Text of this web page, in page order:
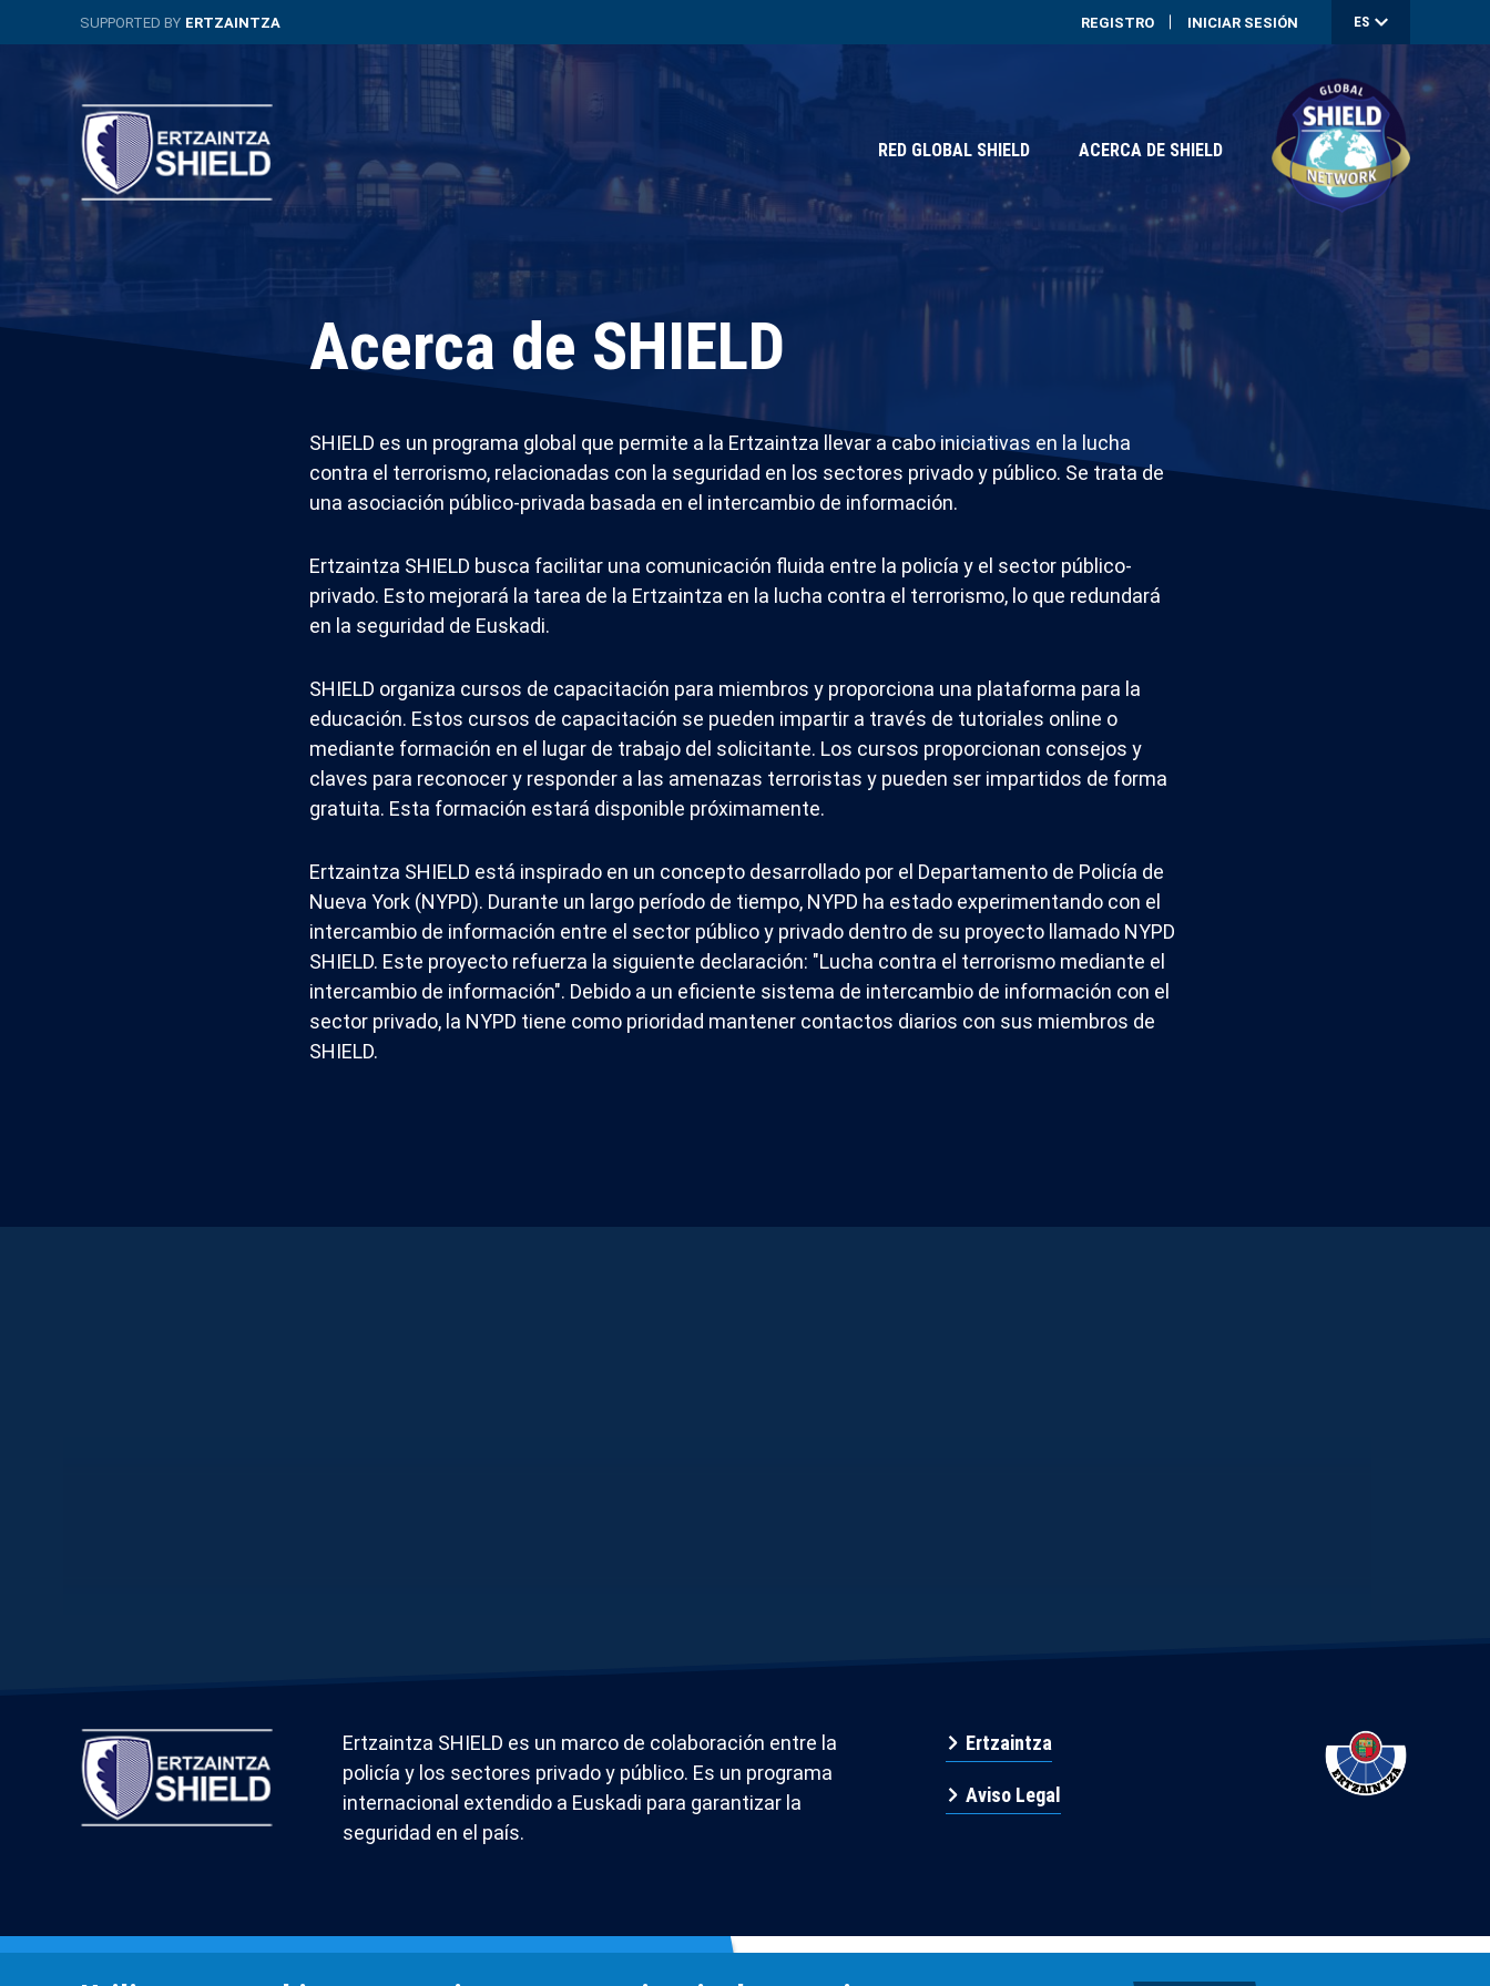
al
contenido
SUPPORTED BY ERTZAINTZA
de
de
REGISTRO INICIAR SESIÓN ES
Sistema
extendido
de
marca
Navegación
principal
RED GLOBAL SHIELD ACERCA DE SHIELD
Acerca de SHIELD
SHIELD es un programa global que permite a la Ertzaintza llevar a cabo iniciativas en la lucha
contra el terrorismo, relacionadas con la seguridad en los sectores privado y público. Se trata de
una asociación público-privada basada en el intercambio de información.
Ertzaintza SHIELD busca facilitar una comunicación fluida entre la policía y el sector público-
privado. Esto mejorará la tarea de la Ertzaintza en la lucha contra el terrorismo, lo que redundará
en la seguridad de Euskadi.
SHIELD organiza cursos de capacitación para miembros y proporciona una plataforma para la
educación. Estos cursos de capacitación se pueden impartir a través de tutoriales online o
mediante formación en el lugar de trabajo del solicitante. Los cursos proporcionan consejos y
claves para reconocer y responder a las amenazas terroristas y pueden ser impartidos de forma
gratuita. Esta formación estará disponible próximamente.
Ertzaintza SHIELD está inspirado en un concepto desarrollado por el Departamento de Policía de
Nueva York (NYPD). Durante un largo período de tiempo, NYPD ha estado experimentando con el
intercambio de información entre el sector público y privado dentro de su proyecto llamado NYPD
SHIELD. Este proyecto refuerza la siguiente declaración: "Lucha contra el terrorismo mediante el
intercambio de información". Debido a un eficiente sistema de intercambio de información con el
sector privado, la NYPD tiene como prioridad mantener contactos diarios con sus miembros de
SHIELD.
Sistema
extendido
de
Ertzaintza SHIELD es un marco de colaboración entre la
policía y los sectores privado y público. Es un programa
internacional extendido a Euskadi para garantizar la
seguridad en el país.
Pie
de
página
Ertzaintza
Aviso Legal
Sistema
extendido
de